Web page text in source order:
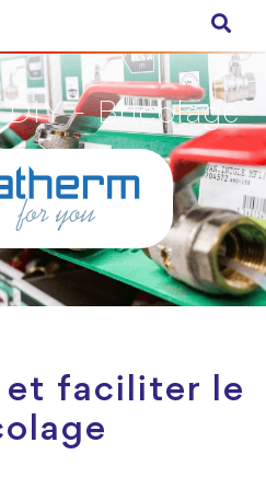
DIY - Bricolage
et faciliter le